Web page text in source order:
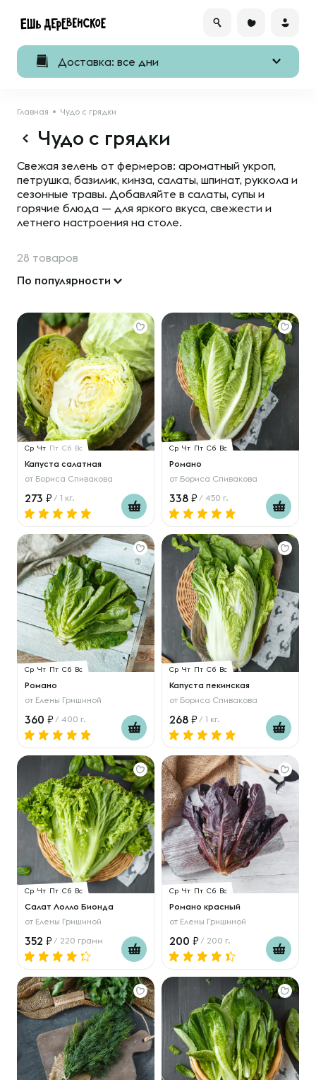
Доставка: все дни
Главная Чудо с грядки
Чудо с грядки
Свежая зелень от фермеров: ароматный укроп,
петрушка, базилик, кинза, салаты, шпинат, руккола и
сезонные травы. Добавляйте в салаты, супы и
горячие блюда — для яркого вкуса, свежести и
летнего настроения на столе.
28 товаров
По популярности
Ср Чт Пт Сб Вс
Капуста салатная
от Бориса Спивакова
273 / 1 кг.
Ср Чт Пт Сб Вс
Романо
от Бориса Спивакова
338 / 450 г.
Ср Чт Пт Сб Вс
Романо
от Елены Гришиной
360 / 400 г.
Ср Чт Пт Сб Вс
Капуста пекинская
от Бориса Спивакова
268 / 1 кг.
Ср Чт Пт Сб Вс
Салат Лолло Бионда
от Елены Гришиной
352 / 220 грамм
Ср Чт Пт Сб Вс
Романо красный
от Елены Гришиной
200 / 200 г.